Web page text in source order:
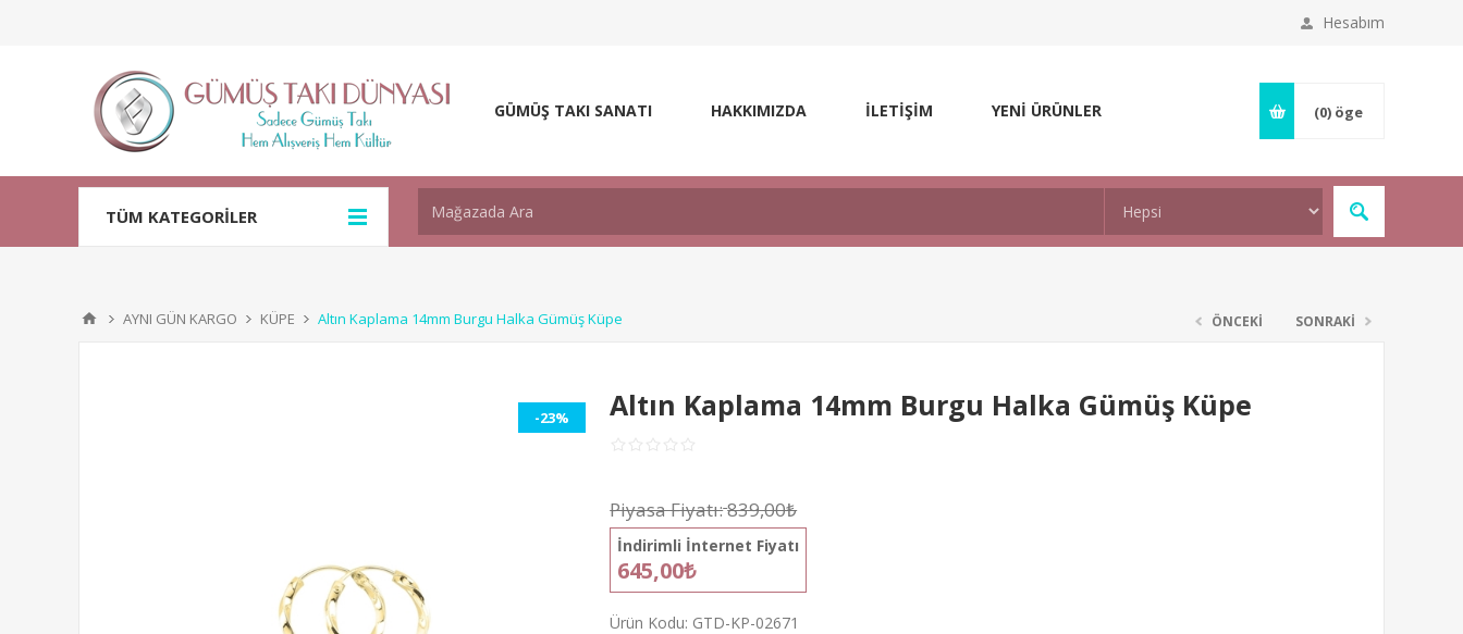
Hesabım
GÜMÜŞ TAKI SANATI HAKKIMIZDA İLETİŞİM YENİ ÜRÜNLER (0) öge
TÜM KATEGORİLER
AYNI GÜN KARGO KÜPE Altın Kaplama 14mm Burgu Halka Gümüş Küpe ÖNCEKİ SONRAKİ
-23% Altın Kaplama 14mm Burgu Halka Gümüş Küpe
Piyasa Fiyatı:839,00₺
İndirimli İnternet Fiyatı
645,00₺
Ürün Kodu: GTD-KP-02671